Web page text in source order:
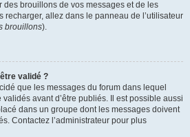
des brouillons de vos messages et de les
recharger, allez dans le panneau de l’utilisateur
brouillons).
validé ?
que les messages du forum dans lequel
validés avant d’être publiés. Il est possible aussi
dans un groupe dont les messages doivent
Contactez l’administrateur pour plus